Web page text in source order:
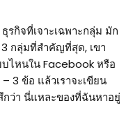
กิจที่เจาะเฉพาะกลุ่ม มัก
3 กลุ่มที่สำคัญที่สุด, เขา
ไหนใน Facebook หรือ
3 ข้อ แล้วเราจะเขียน
ว่า นี่แหละของที่ฉันหาอยู่